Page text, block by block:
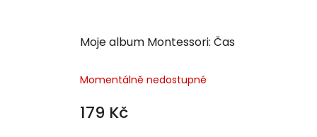
Moje album Montessori: Čas
Momentálně nedostupné
179 Kč